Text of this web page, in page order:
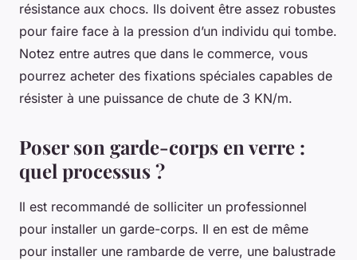
résistance aux chocs. Ils doivent être assez robustes
pour faire face à la pression d’un individu qui tombe.
Notez entre autres que dans le commerce, vous
pourrez acheter des fixations spéciales capables de
résister à une puissance de chute de 3 KN/m.
Poser son garde-corps en verre :
quel processus ?
Il est recommandé de solliciter un professionnel
pour installer un garde-corps. Il en est de même
pour installer une rambarde de verre, une balustrade